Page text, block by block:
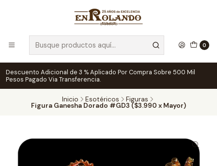
0
Descuento Adicional de 3 % Aplicado Por Compra Sobre 500 Mil
Pesos Pagado Via Transferencia.
Inicio Esotéricos Figuras
Figura Ganesha Dorado #GD3 ($3.990 x Mayor)